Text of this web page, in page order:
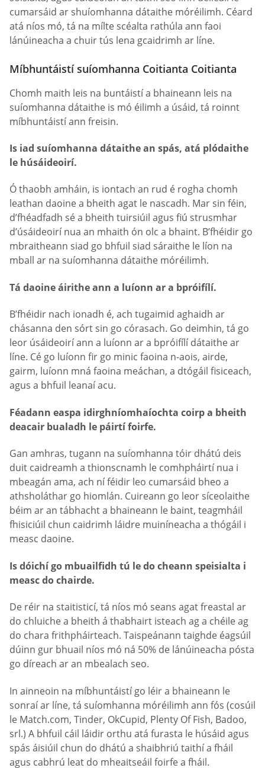
cumarsáid ar shuíomhanna dátaithe móréilimh. Céard
atá níos mó, tá na mílte scéalta rathúla ann faoi
lánúineacha a chuir tús lena gcaidrimh ar líne.
Míbhuntáistí suíomhanna Coitianta Coitianta
Chomh maith leis na buntáistí a bhaineann leis na
suíomhanna dátaithe is mó éilimh a úsáid, tá roinnt
míbhuntáistí ann freisin.
Is iad suíomhanna dátaithe an spás, atá plódaithe
le húsáideoirí.
Ó thaobh amháin, is iontach an rud é rogha chomh
leathan daoine a bheith agat le nascadh. Mar sin féin,
d’fhéadfadh sé a bheith tuirsiúil agus fiú strusmhar
d’úsáideoirí nua an mhaith ón olc a bhaint. B’fhéidir go
mbraitheann siad go bhfuil siad sáraithe le líon na
mball ar na suíomhanna dátaithe móréilimh.
Tá daoine áirithe ann a luíonn ar a bpróifílí.
B’fhéidir nach ionadh é, ach tugaimid aghaidh ar
chásanna den sórt sin go córasach. Go deimhin, tá go
leor úsáideoirí ann a luíonn ar a bpróifílí dátaithe ar
líne. Cé go luíonn fir go minic faoina n-aois, airde,
gairm, luíonn mná faoina meáchan, a dtógáil fisiceach,
agus a bhfuil leanaí acu.
Féadann easpa idirghníomhaíochta coirp a bheith
deacair bualadh le páirtí foirfe.
Gan amhras, tugann na suíomhanna tóir dhátú deis
duit caidreamh a thionscnamh le comhpháirtí nua i
mbeagán ama, ach ní féidir leo cumarsáid bheo a
athsholáthar go hiomlán. Cuireann go leor síceolaithe
béim ar an tábhacht a bhaineann le baint, teagmháil
fhisiciúil chun caidrimh láidre muiníneacha a thógáil i
measc daoine.
Is dóichí go mbuailfidh tú le do cheann speisialta i
measc do chairde.
De réir na staitisticí, tá níos mó seans agat freastal ar
do chluiche a bheith á thabhairt isteach ag a chéile ag
do chara frithpháirteach. Taispeánann taighde éagsúil
dúinn gur bhuail níos mó ná 50% de lánúineacha pósta
go díreach ar an mbealach seo.
In ainneoin na míbhuntáistí go léir a bhaineann le
sonraí ar líne, tá suíomhanna móréilimh ann fós (cosúil
le Match.com, Tinder, OkCupid, Plenty Of Fish, Badoo,
srl.) A bhfuil cáil láidir orthu atá furasta le húsáid agus
spás áisiúil chun do dhátú a shaibhriú taithí a fháil
agus cabhrú leat do mheaitseáil foirfe a fháil.